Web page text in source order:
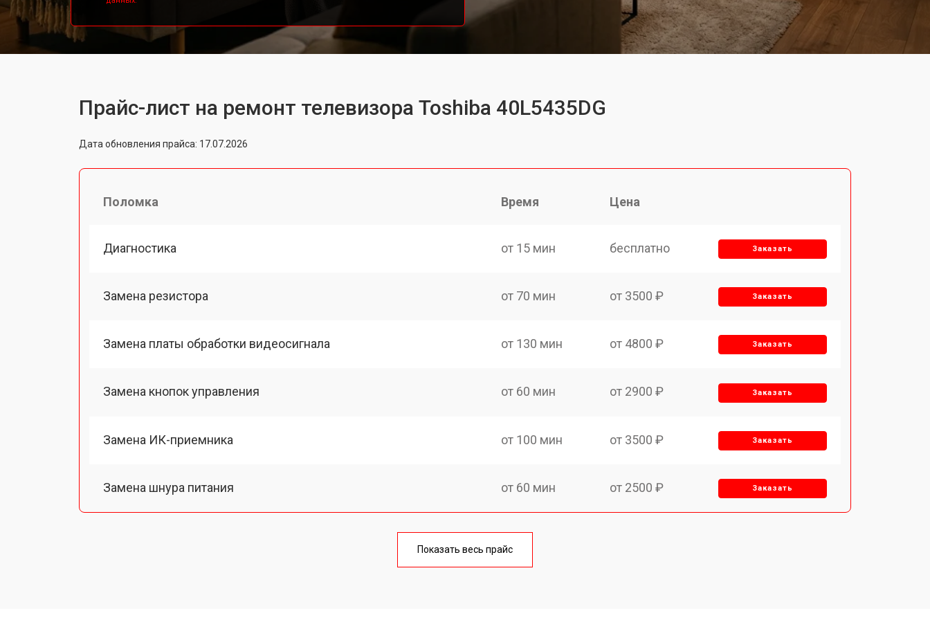
Прайс-лист на ремонт телевизора Toshiba 40L5435DG
Дата обновления прайса: 17.07.2026
Поломка Время Цена
Диагностика от 15 мин бесплатно Заказать
Замена резистора от 70 мин от 3500 ₽ Заказать
Замена платы обработки видеосигнала от 130 мин от 4800 ₽ Заказать
Замена кнопок управления от 60 мин от 2900 ₽ Заказать
Замена ИК-приемника от 100 мин от 3500 ₽ Заказать
Замена шнура питания от 60 мин от 2500 ₽ Заказать
от 90 мин
Показать весь прайс